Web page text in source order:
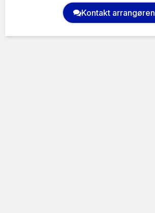
Kontakt arrangøren